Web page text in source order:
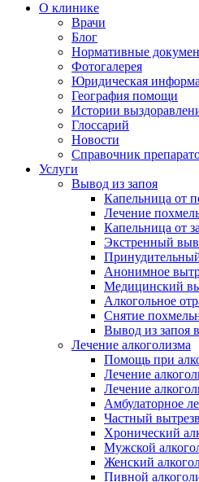
О клинике
Врачи
Блог
Нормативные
Фотогалерея
Юридическая
География помощи
Истории
Глоссарий
Новости
Справочник
Услуги
Вывод из запоя
Капельница от
Лечение
Капельница от
Экстренный
Анонимное
Медицинский
Алкогольное
Снятие
Вывод из запоя
Лечение алкоголизма
Помощь при
Лечение
Лечение
Амбулаторное
Частный
Хронический
Мужской
Женский
Пивной